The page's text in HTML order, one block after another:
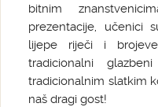
bitnim
prezentacije, učenici
lijepe riječi i
tradicionalni
tradicionalnim slatkim
naš dragi gost!